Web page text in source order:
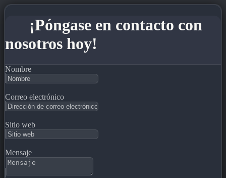
¡Póngase en contacto con
nosotros hoy!
Nombre
Correo electrónico
Sitio web
Mensaje